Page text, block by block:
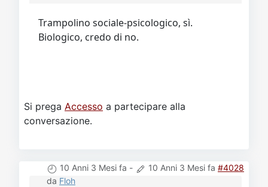
Trampolino sociale-psicologico, sì.
Biologico, credo di no.
Si prega Accesso a partecipare alla
conversazione.
10 Anni 3 Mesi fa - 10 Anni 3 Mesi fa #4028
da Floh